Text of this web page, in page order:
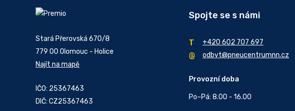
Stará Přerovská 670/8
779 00 Olomouc - Holice
Najít na mapě
IČO: 25367463
DIČ: CZ25367463
Spojte se s námi
+420 602 707 697
odbyt@pneucentrumnn.cz
Provozní doba
Po–Pá: 8.00 - 16.00